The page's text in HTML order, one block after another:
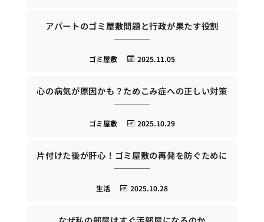
アパートのゴミ屋敷問題と行政が果たす役割
2025.11.05
ゴミ屋敷
心の病気が原因かも？ためこみ症への正しい対策
2025.10.29
ゴミ屋敷
片付けた後が肝心！ゴミ屋敷の再発を防ぐために
2025.10.28
生活